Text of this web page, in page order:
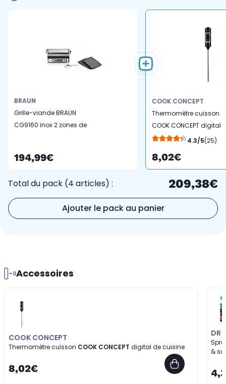
BRAUN
Grille-viande BRAUN
CG9160 inox 2 zones de
cm
194,99€
COOK CONCEPT
Thermomètre cuisson
COOK CONCEPT digital
de cuisine 4.3/5(25)
8,02€
Total du pack (4 articles) : 209,38€
Ajouter le pack au panier
Accessoires
COOK CONCEPT
Thermomètre cuisson COOK CONCEPT digital de cuisine
8,02€
DR
&